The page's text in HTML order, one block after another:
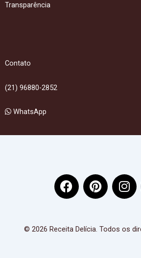
Transparência
Contato
(21) 96880-2852
WhatsApp
F
a
b
P
i
e
I
n
a
© 2026 Receita Delícia. Todos os